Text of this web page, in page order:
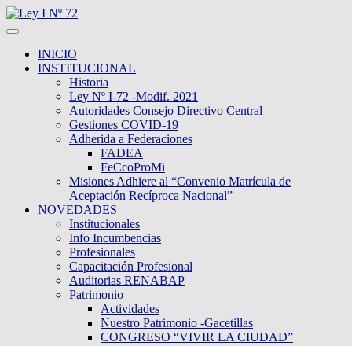
INICIO
INSTITUCIONAL
Historia
Ley Nº I-72 -Modif. 2021
Autoridades Consejo Directivo Central
Gestiones COVID-19
Adherida a Federaciones
FADEA
FeCcoProMi
Misiones Adhiere al “Convenio Matrícula de
Aceptación Recíproca Nacional”
NOVEDADES
Institucionales
Info Incumbencias
Profesionales
Capacitación Profesional
Auditorias RENABAP
Patrimonio
Actividades
Nuestro Patrimonio -Gacetillas
CONGRESO “VIVIR LA CIUDAD”